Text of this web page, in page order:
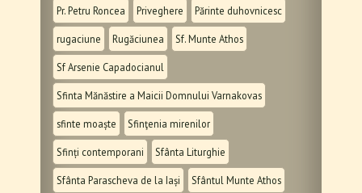
Pr. Petru Roncea Priveghere Părinte duhovnicesc
rugaciune Rugăciunea Sf. Munte Athos
Sf Arsenie Capadocianul
Sfinta Mănăstire a Maicii Domnului Varnakovas
sfinte moaște Sfinţenia mirenilor
Sfinți contemporani Sfânta Liturghie
Sfânta Parascheva de la Iași Sfântul Munte Athos